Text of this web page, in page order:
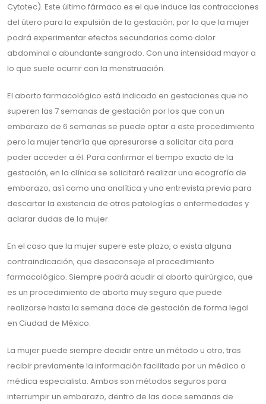
Cytotec). Este último fármaco es el que induce las contracciones
del útero para la expulsión de la gestación, por lo que la mujer
podrá experimentar efectos secundarios como dolor
abdominal o abundante sangrado. Con una intensidad mayor a
lo que suele ocurrir con la menstruación.
El aborto farmacológico está indicado en gestaciones que no
superen las 7 semanas de gestación por los que con un
embarazo de 6 semanas se puede optar a este procedimiento
pero la mujer tendría que apresurarse a solicitar cita para
poder acceder a él. Para confirmar el tiempo exacto de la
gestación, en la clínica se solicitará realizar una ecografía de
embarazo, así como una analítica y una entrevista previa para
descartar la existencia de otras patologías o enfermedades y
aclarar dudas de la mujer.
En el caso que la mujer supere este plazo, o exista alguna
contraindicación, que desaconseje el procedimiento
farmacológico. Siempre podrá acudir al aborto quirúrgico, que
es un procedimiento de aborto muy seguro que puede
realizarse hasta la semana doce de gestación de forma legal
en Ciudad de México.
La mujer puede siempre decidir entre un método u otro, tras
recibir previamente la información facilitada por un médico o
médica especialista. Ambos son métodos seguros para
interrumpir un embarazo, dentro de las doce semanas de